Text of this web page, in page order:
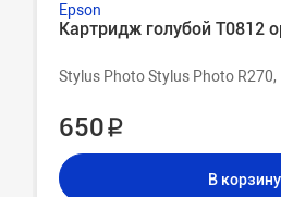
Epson
Картридж голубой T0812
Stylus Photo Stylus Photo R270,
650 ₽
В корзину